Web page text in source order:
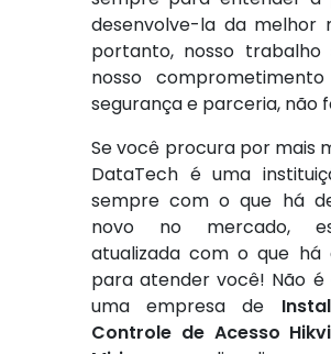
desenvolve-la da melhor
portanto, nosso
nosso
segurança e parceria, não
Se você procura por mais
DataTech é uma
sempre com o que há
novo no mercado,
atualizada com o que
para atender você! Não é
uma empresa de
Controle de Acesso